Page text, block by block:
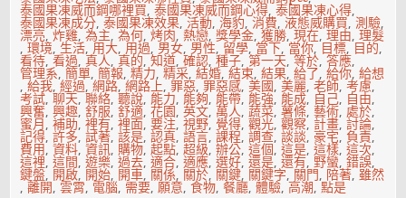
泰國果凍威而鋼哪裡買,泰國果凍威而鋼心得,泰國果凍心得,
泰國果凍成分,泰國果凍效果,活動,海豹,消費,液態威購買,測驗,
漂亮,炸雞,為主,為何,烤肉,熱戀,獎學金,獲勝,現在,理由,理髮
,環境,生活, 用大, 用過, 男女, 男性, 留學, 當下, 當你, 目標, 目的,
看待,看過,真人,真的,知道,確認,種子,第一天,等於,答應,
管理系,簡單,簡報,精力,精采,結婚,結束,結果,給了,給你,給想
,給我,經過,網路,網路上,罪惡,罪惡感,美國,美麗,老師,考慮,
考試,聊天,聯絡,聽說, 能力, 能夠, 能帶, 能強, 能成, 自己, 自由,
興奮,興趣,舒服,舒適,花園,英文,萬人,蔬菜,薯條,藝術, 處於,
蜜月,補助,裡有,裡面,要注,視野, 覺得,觀光,觀察, 計畫,討論,
記得,許多,試著,該是,認真,語言,課程,調查,談談,豪宅, 負責,
費用,資料,資訊,購物,起點,超級,辦公,這個,這是,這樣,這次,
這裡,這間,遊樂,過去,適合,適應,選好,還是,還有,野蠻,錯誤,
鍵盤, 開啟, 開始, 開車, 關係, 關於, 關鍵, 關鍵字, 關門, 陪著,雖然
,離開,雲霄, 電腦, 需要,願意,食物,餐廳,體驗,高潮,點是